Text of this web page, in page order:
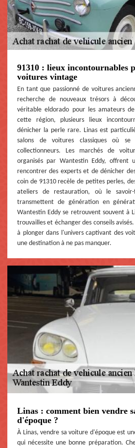
91310 : lieux incontournables
voitures vintage
En tant que passionné de voitures
recherche de nouveaux trésors à
véritable eldorado pour les amateurs
cette région, plusieurs lieux
dénicher la perle rare. Linas est
salons de voitures classiques où se
collectionneurs. Les marchés de
organisés par Wantestin Eddy, offrent
rencontrer des experts et de dénicher
coin de 91310 recèle de petites perles,
ateliers de restauration, où le
transmettent de génération en
Wantestin Eddy se retrouvent souvent à
trouvailles et échanger des conseils
à plonger dans l'univers captivant des
une destination à ne pas manquer.
Linas : comment bien vendre
d'époque ?
À Linas, vendre sa voiture d'époque est
qui nécessite une bonne préparation.